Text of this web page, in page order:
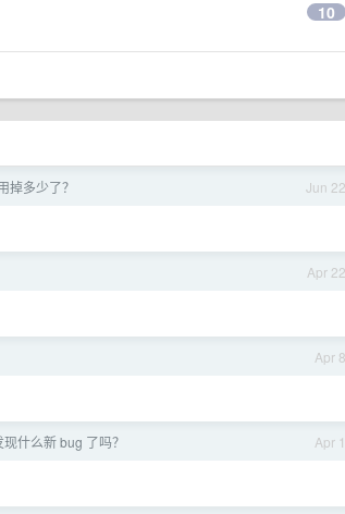
10
Jun 22
掉多少了？
Apr 22
Apr 8
Apr 1
什么新 bug 了吗？